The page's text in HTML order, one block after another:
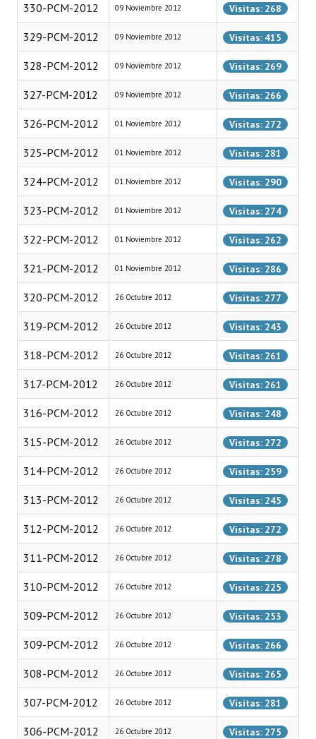
Comunicaciones
Declaraciones
Resoluciones
Resoluciones de Presidencia
Antiguos Pobladores
Noticias Destacadas
Registros y Distinciones
Datos Históricos
Premio al Mérito - Registro
Audiencias Públicas - Registro
Mujeres que Dejaron Huellas - Registro
Periodistas Decanos - Registro
Ciudadano Ilustre - Registro
Banca del Vecino - Registro
Huéspedes de Honor - Registro
Antiguos Pobladores - Registro
Reconocimientos - Registro
REFORMA DE LA CARTA ORGÁNICA
330-PCM-2012 09 Noviembre 2012 Visitas: 268
329-PCM-2012 09 Noviembre 2012 Visitas: 415
328-PCM-2012 09 Noviembre 2012 Visitas: 269
327-PCM-2012 09 Noviembre 2012 Visitas: 266
326-PCM-2012 01 Noviembre 2012 Visitas: 272
325-PCM-2012 01 Noviembre 2012 Visitas: 281
324-PCM-2012 01 Noviembre 2012 Visitas: 290
323-PCM-2012 01 Noviembre 2012 Visitas: 274
322-PCM-2012 01 Noviembre 2012 Visitas: 262
321-PCM-2012 01 Noviembre 2012 Visitas: 286
320-PCM-2012 26 Octubre 2012 Visitas: 277
319-PCM-2012 26 Octubre 2012 Visitas: 243
318-PCM-2012 26 Octubre 2012 Visitas: 261
317-PCM-2012 26 Octubre 2012 Visitas: 261
316-PCM-2012 26 Octubre 2012 Visitas: 248
315-PCM-2012 26 Octubre 2012 Visitas: 272
314-PCM-2012 26 Octubre 2012 Visitas: 259
313-PCM-2012 26 Octubre 2012 Visitas: 245
312-PCM-2012 26 Octubre 2012 Visitas: 272
311-PCM-2012 26 Octubre 2012 Visitas: 278
310-PCM-2012 26 Octubre 2012 Visitas: 225
309-PCM-2012 26 Octubre 2012 Visitas: 253
309-PCM-2012 26 Octubre 2012 Visitas: 266
308-PCM-2012 26 Octubre 2012 Visitas: 265
307-PCM-2012 26 Octubre 2012 Visitas: 281
306-PCM-2012 26 Octubre 2012 Visitas: 275